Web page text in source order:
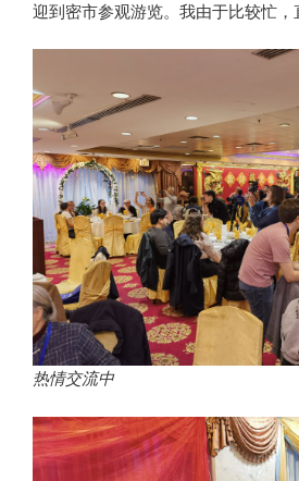
迎到密市参观游览。我由于比较忙，
热情交流中